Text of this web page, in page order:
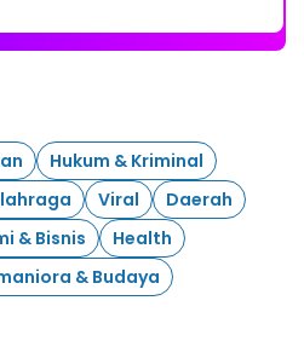
Hukum & Kriminal
Viral
Daerah
& Bisnis
Health
& Budaya